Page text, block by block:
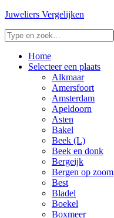
Juweliers Vergelijken
Home
Selecteer een plaats
Alkmaar
Amersfoort
Amsterdam
Apeldoorn
Asten
Bakel
Beek (L)
Beek en donk
Bergeijk
Bergen op zoom
Best
Bladel
Boekel
Boxmeer